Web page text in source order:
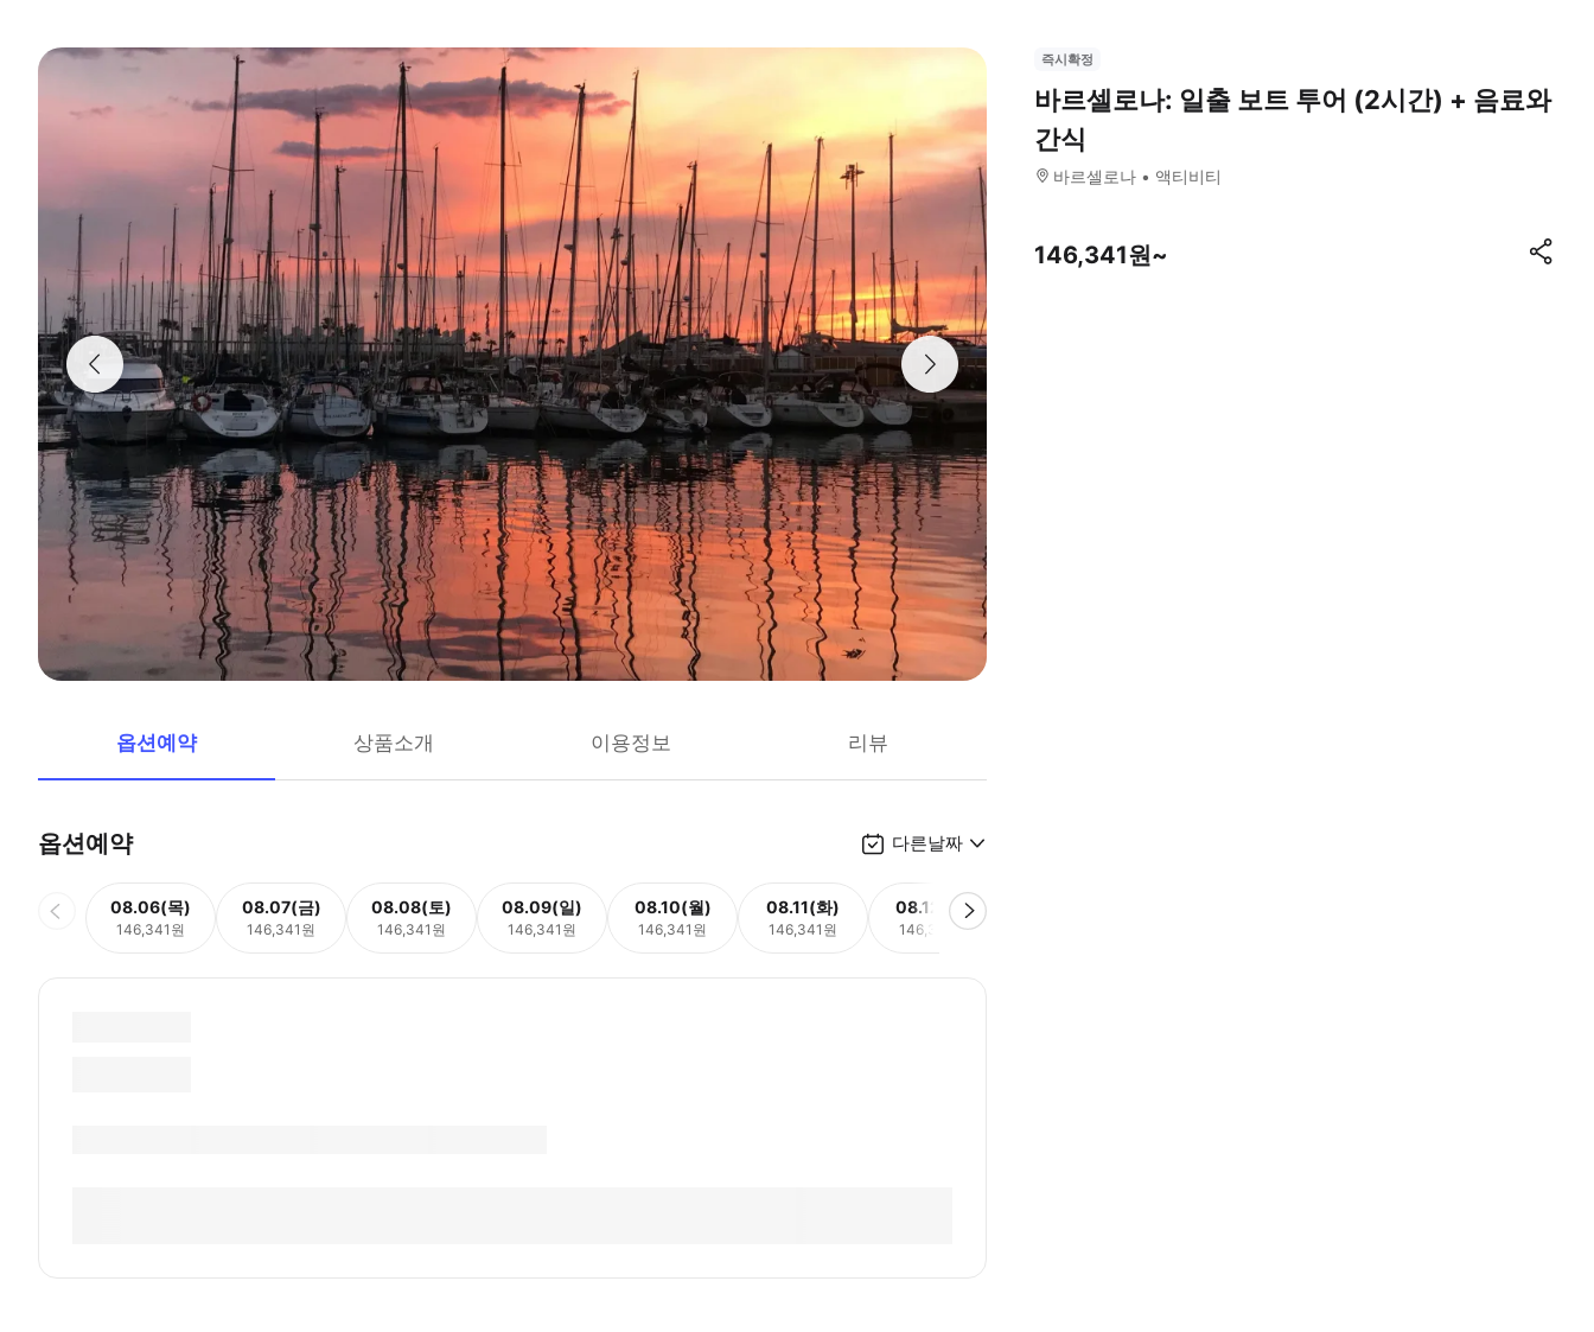
옵션예약 상품소개 이용정보 리뷰
옵션예약 다른날짜
08.06(목)
146,341원
08.07(금)
146,341원
08.08(토)
146,341원
08.09(일)
146,341원
08.10(월)
146,341원
08.11(화)
146,341원
08.12(수)
146,341원
즉시확정
바르셀로나: 일출 보트 투어 (2시간) + 음료와
간식
바르셀로나 액티비티
146,341원~